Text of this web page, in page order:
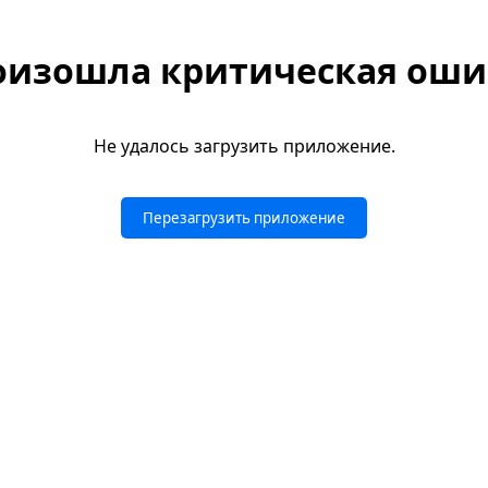
критическая
Не удалось загрузить приложение.
Перезагрузить приложение